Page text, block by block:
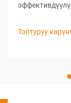
жакшыртуу,
Топтуруу